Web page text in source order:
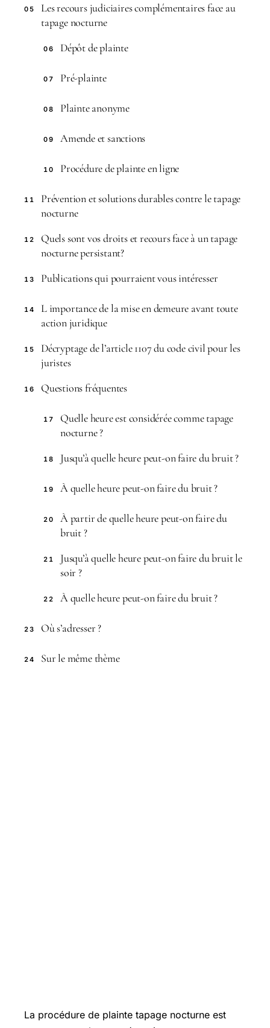
05
Les recours judiciaires complémentaires face au
tapage nocturne
06 Dépôt de plainte
07 Pré-plainte
08 Plainte anonyme
09 Amende et sanctions
10 Procédure de plainte en ligne
11
Prévention et solutions durables contre le tapage
nocturne
12
Quels sont vos droits et recours face à un tapage
nocturne persistant?
13 Publications qui pourraient vous intéresser
14
L importance de la mise en demeure avant toute
action juridique
15
Décryptage de l’article 1107 du code civil pour les
juristes
16 Questions fréquentes
17
Quelle heure est considérée comme tapage
nocturne ?
18 Jusqu’à quelle heure peut-on faire du bruit ?
19 À quelle heure peut-on faire du bruit ?
20
À partir de quelle heure peut-on faire du
bruit ?
21
Jusqu’à quelle heure peut-on faire du bruit le
soir ?
22 À quelle heure peut-on faire du bruit ?
23 Où s’adresser ?
24 Sur le même thème
La procédure de plainte tapage nocturne est